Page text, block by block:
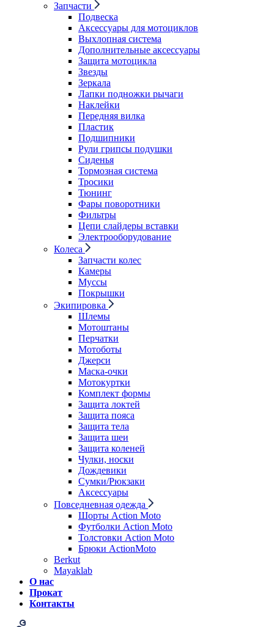
Запчасти
Подвеска
Аксессуары для мотоциклов
Выхлопная система
Дополнительные аксессуары
Защита мотоцикла
Звезды
Зеркала
Лапки подножки рычаги
Наклейки
Передняя вилка
Пластик
Подшипники
Рули грипсы подушки
Сиденья
Тормозная система
Тросики
Тюнинг
Фары поворотники
Фильтры
Цепи слайдеры вставки
Электрооборудование
Колеса
Запчасти колес
Камеры
Муссы
Покрышки
Экипировка
Шлемы
Мотоштаны
Перчатки
Мотоботы
Джерси
Маска-очки
Мотокуртки
Комплект формы
Защита локтей
Защита пояса
Защита тела
Защита шеи
Защита коленей
Чулки, носки
Дождевики
Сумки/Рюкзаки
Аксессуары
Повседневная одежда
Шорты Action Moto
Футболки Action Moto
Толстовки Action Moto
Брюки ActionMoto
Berkut
Mayaklab
О нас
Прокат
Контакты